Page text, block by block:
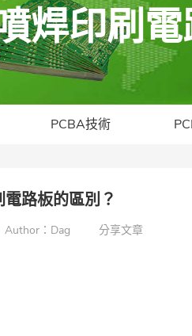
焊印刷
PCBA技術
路板的區別？
Author：Dag 分享文章